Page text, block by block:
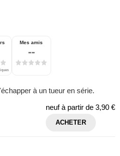
Mes amis
--
à un tueur en série.
neuf à partir de 3,90 €
ACHETER